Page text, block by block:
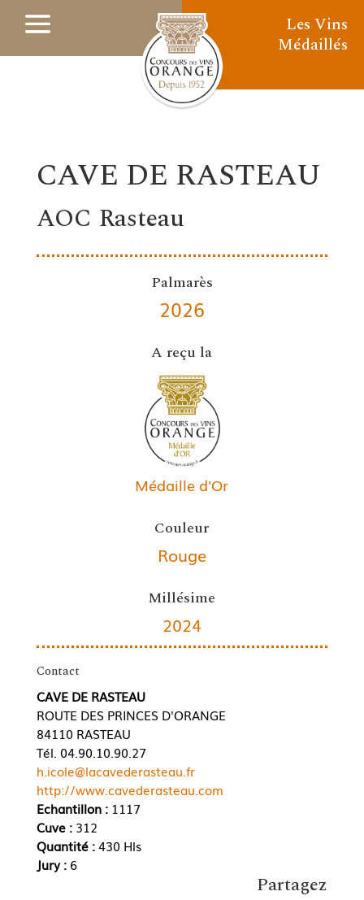
Les Vins
Médaillés
CAVE DE RASTEAU
AOC Rasteau
Palmarès
2026
A reçu la
Médaille d'Or
Couleur
Rouge
Millésime
2024
Contact
CAVE DE RASTEAU
ROUTE DES PRINCES D'ORANGE
84110 RASTEAU
Tél. 04.90.10.90.27
h.icole@lacavederasteau.fr
http://www.cavederasteau.com
Echantillon :1117
Cuve : 312
Quantité :430 Hls
Jury : 6
Partagez